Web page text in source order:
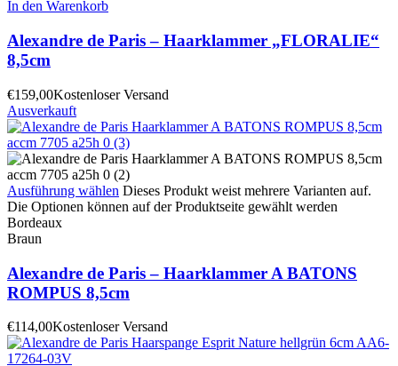
In den Warenkorb
Alexandre de Paris – Haarklammer „FLORALIE“
8,5cm
€159,00Kostenloser Versand
Ausverkauft
Ausführung wählen Dieses Produkt weist mehrere Varianten auf.
Die Optionen können auf der Produktseite gewählt werden
Bordeaux
Braun
Alexandre de Paris – Haarklammer A BATONS
ROMPUS 8,5cm
€114,00Kostenloser Versand